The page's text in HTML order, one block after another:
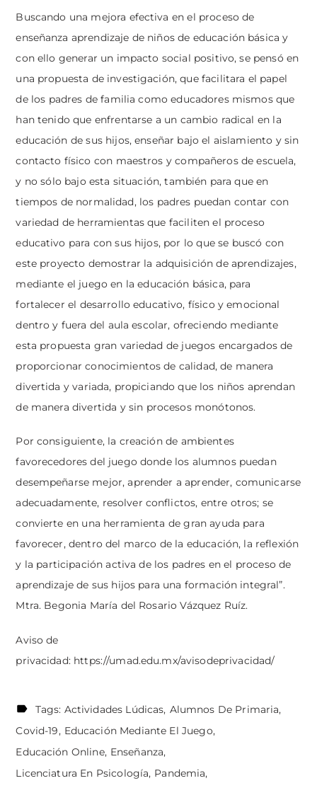
Buscando una mejora efectiva en el proceso de
enseñanza aprendizaje de niños de educación básica y
con ello generar un impacto social positivo, se pensó en
una propuesta de investigación, que facilitara el papel
de los padres de familia como educadores mismos que
han tenido que enfrentarse a un cambio radical en la
educación de sus hijos, enseñar bajo el aislamiento y sin
contacto físico con maestros y compañeros de escuela,
y no sólo bajo esta situación, también para que en
tiempos de normalidad, los padres puedan contar con
variedad de herramientas que faciliten el proceso
educativo para con sus hijos, por lo que se buscó con
este proyecto demostrar la adquisición de aprendizajes,
mediante el juego en la educación básica, para
fortalecer el desarrollo educativo, físico y emocional
dentro y fuera del aula escolar, ofreciendo mediante
esta propuesta gran variedad de juegos encargados de
proporcionar conocimientos de calidad, de manera
divertida y variada, propiciando que los niños aprendan
de manera divertida y sin procesos monótonos.
Por consiguiente, la creación de ambientes
favorecedores del juego donde los alumnos puedan
desempeñarse mejor, aprender a aprender, comunicarse
adecuadamente, resolver conflictos, entre otros; se
convierte en una herramienta de gran ayuda para
favorecer, dentro del marco de la educación, la reflexión
y la participación activa de los padres en el proceso de
aprendizaje de sus hijos para una formación integral”.
Mtra. Begonia María del Rosario Vázquez Ruíz.
Aviso de
privacidad: https://umad.edu.mx/avisodeprivacidad/
Tags: Actividades Lúdicas Alumnos De Primaria
Covid-19
Educación Mediante El Juego
Educación Online Enseñanza
Licenciatura En Psicología
Pandemia